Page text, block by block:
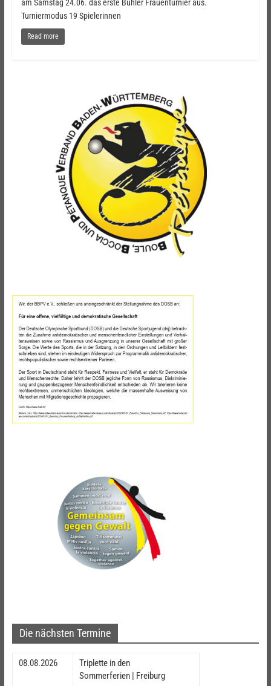
am Samstag 24.06. das erste Bühler Frauenturnier aus.
Turniermodus 19 Spielerinnen
Read more
Die nächsten Termine
08.08.2026
Triplette in den
Sommerferien | Freiburg